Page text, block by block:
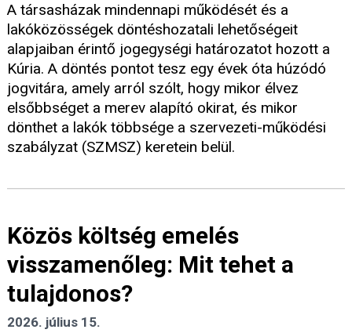
A társasházak mindennapi működését és a
lakóközösségek döntéshozatali lehetőségeit
alapjaiban érintő jogegységi határozatot hozott a
Kúria. A döntés pontot tesz egy évek óta húzódó
jogvitára, amely arról szólt, hogy mikor élvez
elsőbbséget a merev alapító okirat, és mikor
dönthet a lakók többsége a szervezeti-működési
szabályzat (SZMSZ) keretein belül.
Közös költség emelés
visszamenőleg: Mit tehet a
tulajdonos?
2026. július 15.